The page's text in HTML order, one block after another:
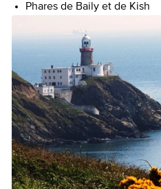
Phares de Baily et de Kish